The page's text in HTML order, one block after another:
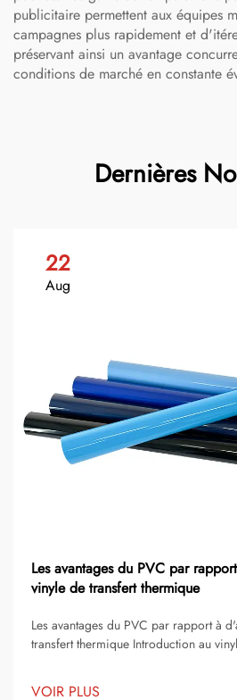
publicitaire permettent aux équipes
campagnes plus rapidement et
préservant ainsi un avantage
conditions de marché en constante
Dernières
22
Aug
Les avantages du PVC par
vinyle de transfert thermique
Les avantages du PVC par rapport à
transfert thermique Introduction au
populaires pour personnaliser des
VOIR PLUS